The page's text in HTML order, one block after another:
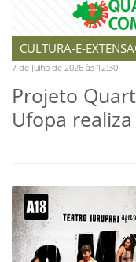
CULTURA-E-
7 de Julho de 2026 às 12:30
Projeto
Ufopa